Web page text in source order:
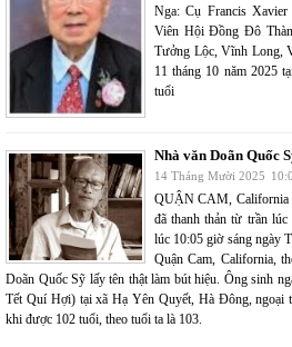
Nga: Cụ Francis
Viên Hội Đồng Đô
Tưởng Lộc, Vĩnh Long,
11 tháng 10 năm 2025
tuổi
Nhà văn Doãn Quốc
14 Tháng Mười 2025
QUẬN CAM, California
đã thanh thản từ trần
lúc 10:05 giờ sáng ngày
Quận Cam, California,
Doãn Quốc Sỹ lấy tên thật làm bút hiệu. Ông sinh
Tết Quí Hợi) tại xã Hạ Yên Quyết, Hà Đông, ngoại
khi được 102 tuổi, theo tuổi ta là 103.